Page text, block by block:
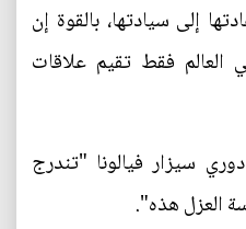
إلى سيادتها، بالقوة إن
13 دولة في العالم فقط تقيم علاقات
سيزار فيالونا "تندرج
العزل هذه".